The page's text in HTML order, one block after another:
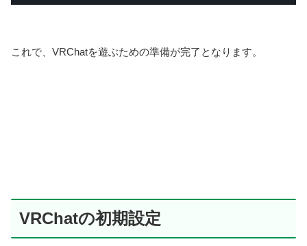
これで、VRChatを遊ぶための準備が完了となります。
VRChatの初期設定